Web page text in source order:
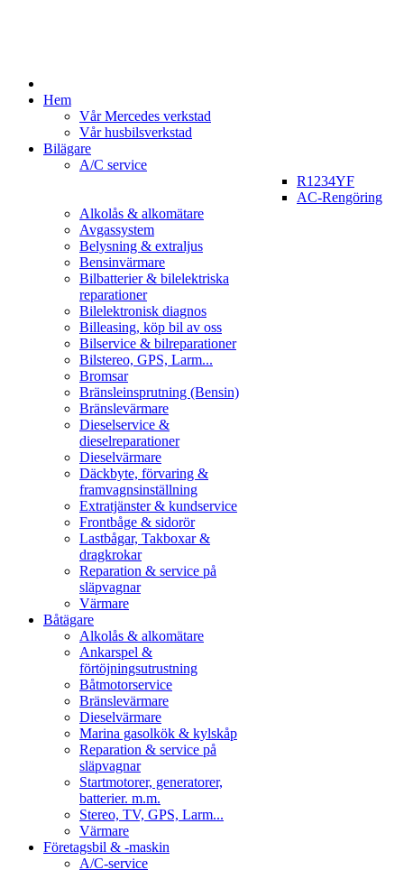
Hem
Vår Mercedes verkstad
Vår husbilsverkstad
Bilägare
A/C service
R1234YF
AC-Rengöring
Alkolås & alkomätare
Avgassystem
Belysning & extraljus
Bensinvärmare
Bilbatterier & bilelektriska
reparationer
Bilelektronisk diagnos
Billeasing, köp bil av oss
Bilservice & bilreparationer
Bilstereo, GPS, Larm...
Bromsar
Bränsleinsprutning (Bensin)
Bränslevärmare
Dieselservice &
dieselreparationer
Dieselvärmare
Däckbyte, förvaring &
framvagnsinställning
Extratjänster & kundservice
Frontbåge & sidorör
Lastbågar, Takboxar &
dragkrokar
Reparation & service på
släpvagnar
Värmare
Båtägare
Alkolås & alkomätare
Ankarspel &
förtöjningsutrustning
Båtmotorservice
Bränslevärmare
Dieselvärmare
Marina gasolkök & kylskåp
Reparation & service på
släpvagnar
Startmotorer, generatorer,
batterier. m.m.
Stereo, TV, GPS, Larm...
Värmare
Företagsbil & -maskin
A/C-service